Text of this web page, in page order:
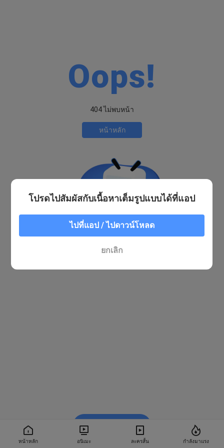
หน้าหลัก อนิเมะ ละครสั้น กำลังมาแรง
Oops!
404 ไม่พบหน้า
หน้าหลัก
โปรดไปสัมผัสกับเนื้อหาเต็มรูปแบบได้ที่แอป
ไปที่แอป / ไปดาวน์โหลด
ยกเลิก
รับชมใน BiliBili